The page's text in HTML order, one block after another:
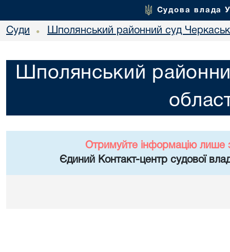
Судова влада
Суди • Шполянський районний суд
Шполянський
Отримуйте інформацію лише
Єдиний Контакт-центр судової